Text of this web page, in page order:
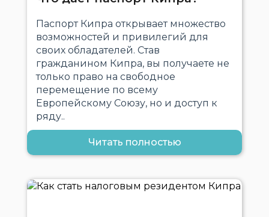
Паспорт Кипра открывает множество
возможностей и привилегий для
своих обладателей. Став
гражданином Кипра, вы получаете не
только право на свободное
перемещение по всему
Европейскому Союзу, но и доступ к
ряду..
Читать полностью